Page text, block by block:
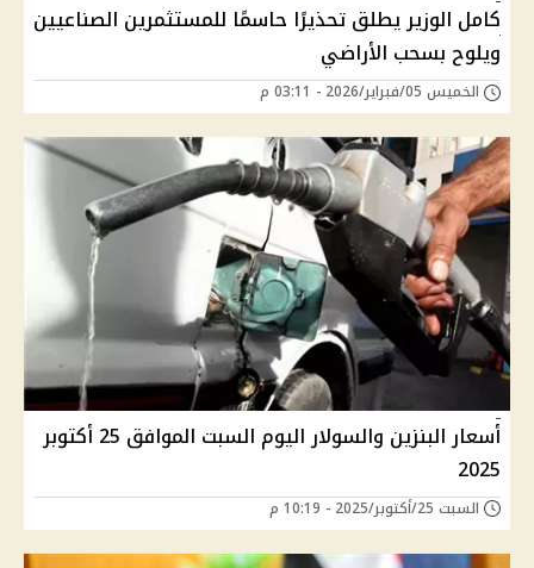
كامل الوزير يطلق تحذيرًا حاسمًا للمستثمرين الصناعيين
ويلوح بسحب الأراضي
الخميس 05/فبراير/2026 - 03:11 م
أسعار البنزين والسولار اليوم السبت الموافق 25 أكتوبر
2025
السبت 25/أكتوبر/2025 - 10:19 م